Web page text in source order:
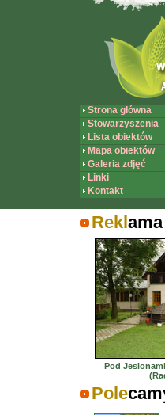
Strona główna
Stowarzyszenia
Lista obiektów
Mapa obiektów
Galeria zdjęć
Linki
Kontakt
Reklama
Pod
Pole